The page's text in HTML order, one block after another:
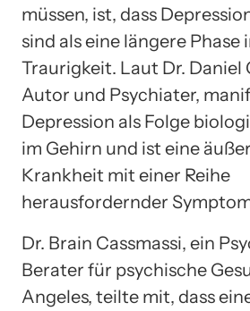
müssen, ist, dass
sind als eine längere Phase
Traurigkeit. Laut Dr. Daniel
Autor und Psychiater,
Depression als Folge
im Gehirn und ist eine
Krankheit mit einer Reihe
herausfordernder
Dr. Brain Cassmassi, ein
Berater für psychische
Angeles, teilte mit, dass